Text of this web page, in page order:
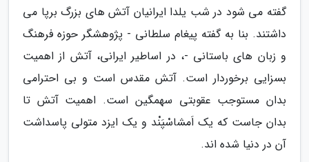
گفته می شود در شب یلدا ایرانیان آتش های بزرگ برپا می
داشتند. بنا به گفته پیغام سلطانی - پژوهشگر حوزه فرهنگ
و زبان های باستانی -، در اساطیر ایرانی، آتش از اهمیت
بسزایی برخوردار است. آتش مقدس است و بی احترامی
بدان مستوجب عقوبتی سهمگین است. اهمیت آتش تا
بدان جاست که یک اَمشاسْپَنْد و یک ایزد متولی پاسداشت
آن در دنیا شده اند.